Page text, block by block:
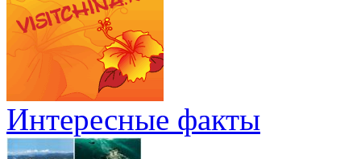
Интересные факты